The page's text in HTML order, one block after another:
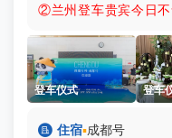
②兰州登车贵宾今日不
登车仪式 登车
 住宿▪成都号